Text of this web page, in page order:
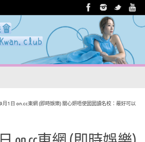
月1日 on.cc東網 (即時娛樂) 關心妍唔使囡囡讀名校：最好可以